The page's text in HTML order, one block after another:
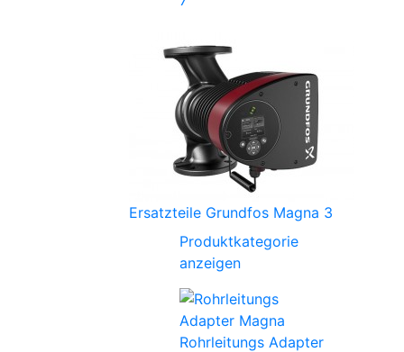
Ersatzteile Grundfos Magna 3
Produktkategorie
anzeigen
Rohrleitungs Adapter